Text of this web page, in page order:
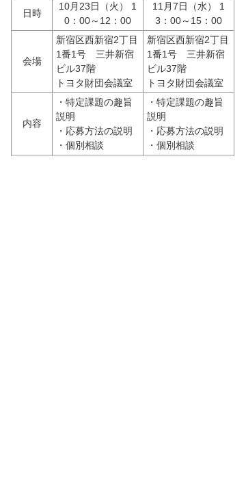
日時
10月23日（火） 1
0：00～12：00
11月7日（水） 1
3：00～15：00
会場
新宿区西新宿2丁目
1番1号　三井新宿
ビル37階
トヨタ財団会議室
新宿区西新宿2丁目
1番1号　三井新宿
ビル37階
トヨタ財団会議室
内容
・特定課題の趣旨
説明
・応募方法の説明
・個別相談
・特定課題の趣旨
説明
・応募方法の説明
・個別相談